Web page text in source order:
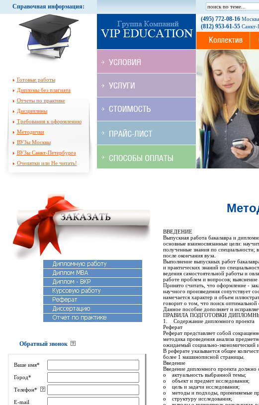
Справочная информация:
Готовые работы
Дипломы без плагиата
Отчеты по практике
Дисциплины
Требования к оформлению
Методички
ВУЗы Москвы
ВУЗы Санкт-Петербурга
Очепятки или Не читать!
(495) 772-08-16 Москва
(812) 953-61-55 Санкт-
Обратный звонок
Ваше имя*
Город*
Телефон*
E-mail
ВВЕДЕНИЕ
Выпускная работа бакалавра и
основные взаимосвязанные цели:
полученные знания по
после окончания вуза.
Выполнение выпускных работ
и практических знаний по
ведения самостоятельной работы и
работе проблем и вопросов; выяснение
Принято считать, что оформление -
научного произведения сопутствует
намечается характер и объем
говорит о том, что поиск
Данное пособие дополняет и
ПРАВИЛА ПОДГОТОВКИ
1. Содержание дипломного проекта
Реферат
Реферат представляет собой
методика проведения анализа
ожидаемый социально-экономический
В реферате указывается общее
более 1 машинописной страницы.
Введение
Введение дипломного проекта должно
o актуальность выбранной темы;
o объект и предмет исследования;
o цель и задачи исследования;
o методы и подходы, применяемые
o структуру исследования;